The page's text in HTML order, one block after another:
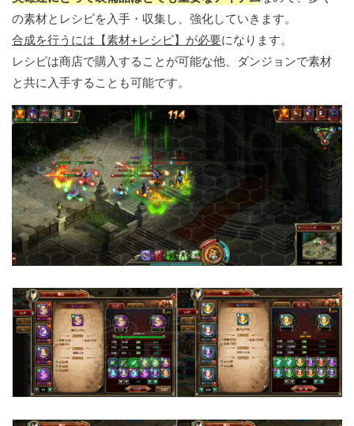
の素材とレシピを入手・収集し、強化していきます。
合成を行うには【素材+レシピ】が必要になります。
レシピは商店で購入することが可能な他、ダンジョンで素材
と共に入手することも可能です。